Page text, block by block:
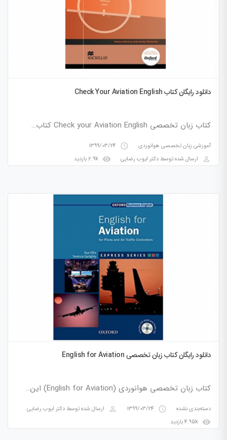
دانلود رایگان کتاب Check Your Aviation English
کتاب زبان تخصصی Check your Aviation English کتاب…
آموزشی زبان تخصصی هوانوردی access_time
1399/03/24
perm_identity
ارسال شده توسط دکتر ایوب رضایی visibility
دانلود رایگان کتاب زبان تخصصی English for Aviation
کتاب زبان تخصصی هوانوردی (English for Aviation) این…
دسته‌بندی نشده access_time
1399/03/24
perm_identity ارسال شده توسط دکتر ایوب رضایی
visibility